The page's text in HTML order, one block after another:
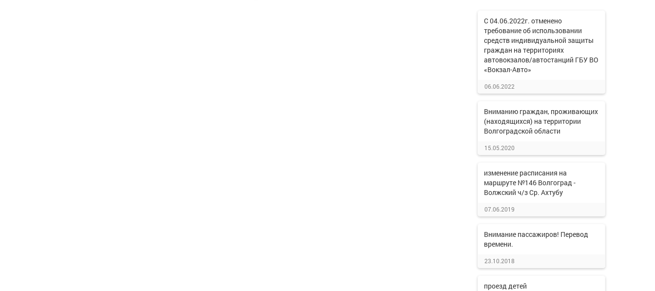
С 04.06.2022г. отменено
требование об использовании
средств индивидуальной защиты
граждан на территориях
автовокзалов/автостанций ГБУ ВО
«Вокзал-Авто»
06.06.2022
Вниманию граждан, проживающих
(находящихся) на территории
Волгоградской области
15.05.2020
изменение расписания на
маршруте №146 Волгоград -
Волжский ч/з Ср. Ахтубу
07.06.2019
Внимание пассажиров! Перевод
времени.
23.10.2018
проезд детей